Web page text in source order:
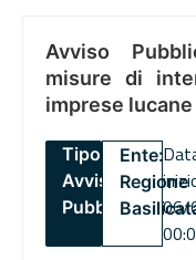
Avviso
misure di
imprese lucane
Tipo:
Avviso
Pubblico
Ente:
Regione
06/